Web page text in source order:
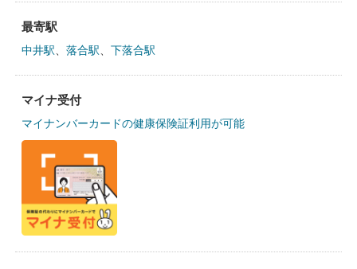
最寄駅
中井駅 落合駅 下落合駅
マイナ受付
マイナンバーカードの健康保険証利用が可能